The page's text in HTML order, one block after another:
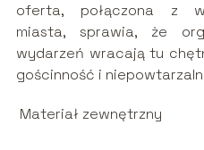
oferta, połączona z
miasta, sprawia, że
wydarzeń wracają tu
gościnność i
Materiał zewnętrzny